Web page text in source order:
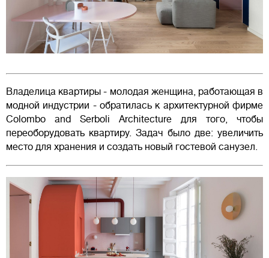
Владелица квартиры - молодая женщина, работающая в
модной индустрии - обратилась к архитектурной фирме
Colombo and Serboli Architecture для того, чтобы
переоборудовать квартиру. Задач было две: увеличить
место для хранения и создать новый гостевой санузел.